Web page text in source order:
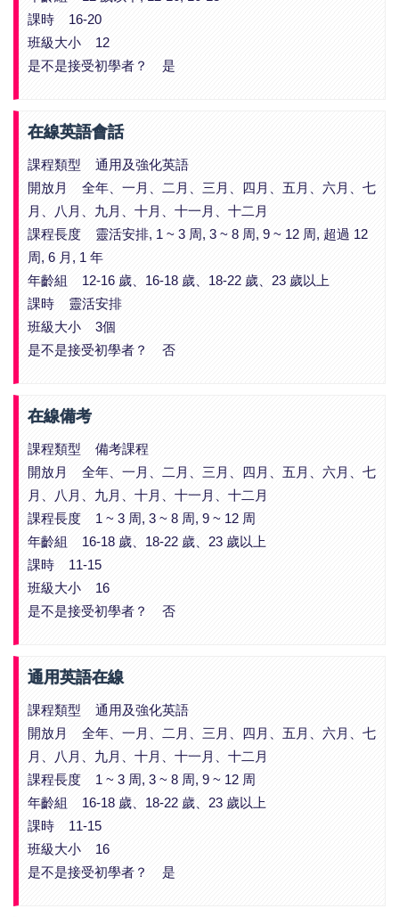
課時 16-20
班級大小 12
是不是接受初學者？ 是
在線英語會話
課程類型 通用及強化英語
開放月 全年、一月、二月、三月、四月、五月、六月、七
月、八月、九月、十月、十一月、十二月
課程長度 靈活安排, 1 ~ 3 周, 3 ~ 8 周, 9 ~ 12 周, 超過 12
周, 6 月, 1 年
年齡組 12-16 歲、16-18 歲、18-22 歲、23 歲以上
課時 靈活安排
班級大小 3個
是不是接受初學者？ 否
在線備考
課程類型 備考課程
開放月 全年、一月、二月、三月、四月、五月、六月、七
月、八月、九月、十月、十一月、十二月
課程長度 1 ~ 3 周, 3 ~ 8 周, 9 ~ 12 周
年齡組 16-18 歲、18-22 歲、23 歲以上
課時 11-15
班級大小 16
是不是接受初學者？ 否
通用英語在線
課程類型 通用及強化英語
開放月 全年、一月、二月、三月、四月、五月、六月、七
月、八月、九月、十月、十一月、十二月
課程長度 1 ~ 3 周, 3 ~ 8 周, 9 ~ 12 周
年齡組 16-18 歲、18-22 歲、23 歲以上
課時 11-15
班級大小 16
是不是接受初學者？ 是